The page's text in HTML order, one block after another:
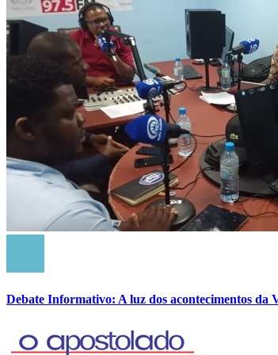
Debate Informativo: A luz dos acontecimentos da